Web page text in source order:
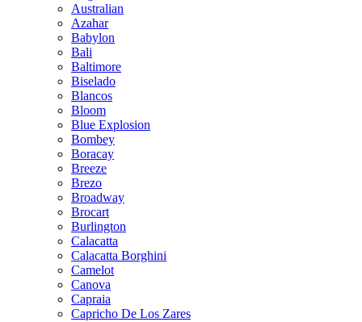
Australian
Azahar
Babylon
Bali
Baltimore
Biselado
Blancos
Bloom
Blue Explosion
Bombey
Boracay
Breeze
Brezo
Broadway
Brocart
Burlington
Calacatta
Calacatta Borghini
Camelot
Canova
Capraia
Capricho De Los Zares